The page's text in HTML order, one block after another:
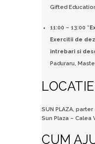
Gifted
11:00 – 13:00 “
Exercitii de
intrebari si
Paduraru,
SUN PLAZA, parter
Sun Plaza – Calea
CUM